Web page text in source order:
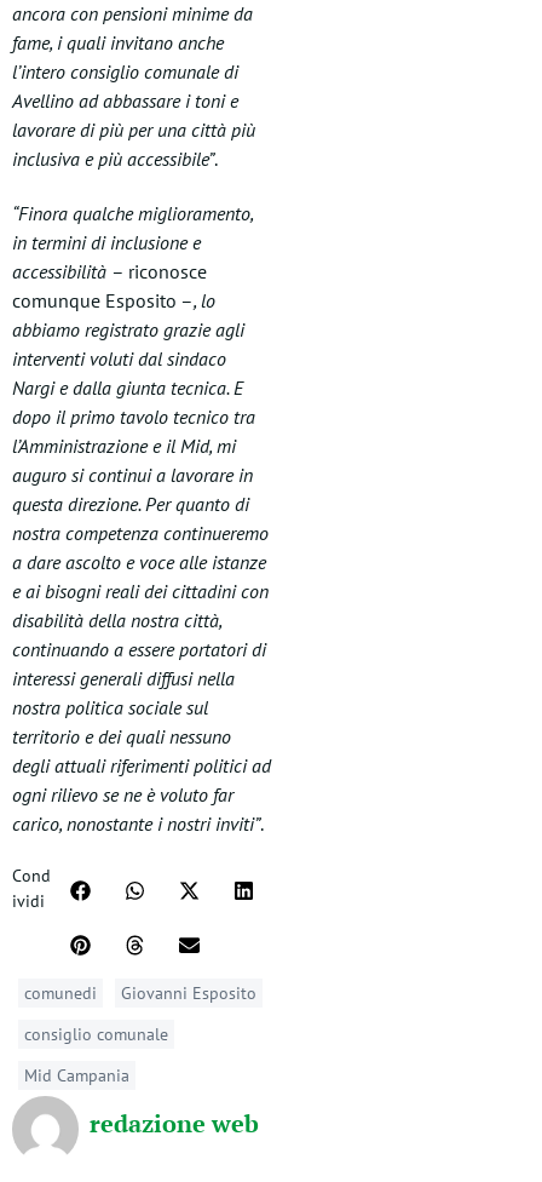
ancora con pensioni minime da
fame, i quali invitano anche
l’intero consiglio comunale di
Avellino ad abbassare i toni e
lavorare di più per una città più
inclusiva e più accessibile”.
“Finora qualche miglioramento,
in termini di inclusione e
accessibilità – riconosce
comunque Esposito –, lo
abbiamo registrato grazie agli
interventi voluti dal sindaco
Nargi e dalla giunta tecnica. E
dopo il primo tavolo tecnico tra
l’Amministrazione e il Mid, mi
auguro si continui a lavorare in
questa direzione. Per quanto di
nostra competenza continueremo
a dare ascolto e voce alle istanze
e ai bisogni reali dei cittadini con
disabilità della nostra città,
continuando a essere portatori di
interessi generali diffusi nella
nostra politica sociale sul
territorio e dei quali nessuno
degli attuali riferimenti politici ad
ogni rilievo se ne è voluto far
carico, nonostante i nostri inviti”.
Cond
ividi
comunedi
Giovanni Esposito
consiglio comunale
Mid Campania
redazione web